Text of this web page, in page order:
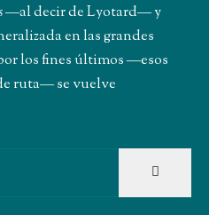
―al decir de Lyotard― y
en las grandes
los fines últimos ―esos
ruta― se vuelve